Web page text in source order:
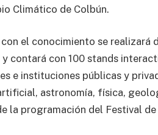
Climático de Colbún.
el conocimiento se realizará
contará con 100 stands
e instituciones públicas y
astronomía, física,
la programación del Festival